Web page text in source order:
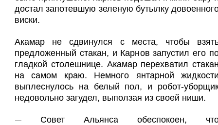
достал запотевшую зеленую бутылку
виски.
Акамар не сдвинулся с места, чтобы
предложенный стакан, и Карнов запустил его
гладкой столешнице. Акамар перехватил
на самом краю. Немного янтарной
выплеснулось на белый пол, и робот-
недовольно загудел, выползая из своей ниши.
— Совет Альянса обеспокоен,